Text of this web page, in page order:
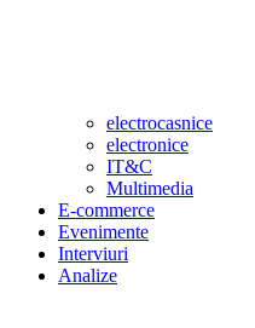
electrocasnice
electronice
IT&C
Multimedia
E-commerce
Evenimente
Interviuri
Analize